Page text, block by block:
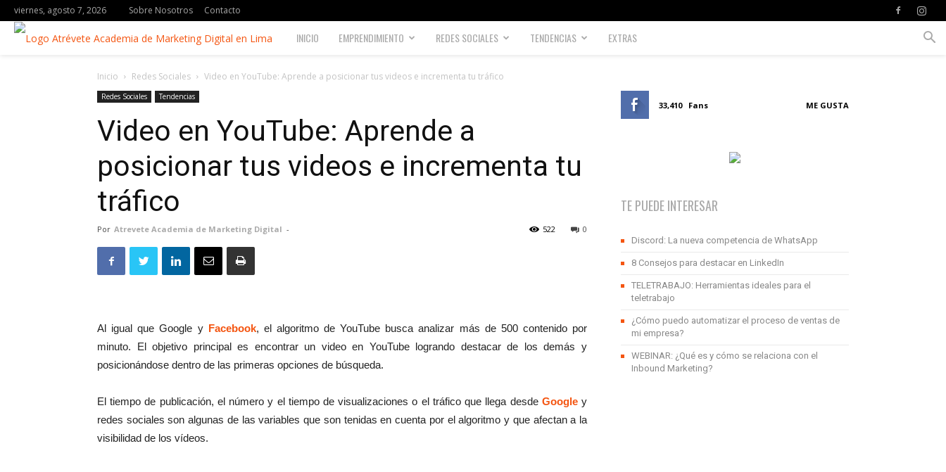
viernes, agosto 7, 2026 Sobre Nosotros Contacto
BLOG
INICIO EMPRENDIMIENTO REDES SOCIALES TENDENCIAS EXTRAS
Inicio Redes Sociales Video en YouTube: Aprende a posicionar tus videos e incrementa tu tráfico
Redes Sociales Tendencias
Video en YouTube: Aprende a
posicionar tus videos e incrementa tu
tráfico
Por Atrevete Academia de Marketing Digital - 0
522
Al igual que Google y Facebook, el algoritmo de YouTube busca analizar más de 500 contenido por
minuto. El objetivo principal es encontrar un video en YouTube logrando destacar de los demás y
posicionándose dentro de las primeras opciones de búsqueda.
El tiempo de publicación, el número y el tiempo de visualizaciones o el tráfico que llega desde Googley
redes sociales son algunas de las variables que son tenidas en cuenta por el algoritmo y que afectan a la
visibilidad de los vídeos.
33,410 Fans ME GUSTA
TE PUEDE INTERESAR
Discord: La nueva competencia de WhatsApp
8 Consejos para destacar en LinkedIn
TELETRABAJO: Herramientas ideales para el
teletrabajo
¿Cómo puedo automatizar el proceso de ventas de
mi empresa?
WEBINAR: ¿Qué es y cómo se relaciona con el
Inbound Marketing?